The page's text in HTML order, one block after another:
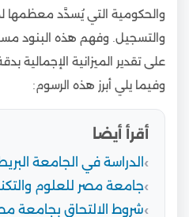
والحكومية التي يُسدَّد معظمها
والتسجيل. وفهم هذه البنود
على تقدير الميزانية الإجمالية
وفيما يلي أبرز هذه الرسوم:
أقرأ أيضا
الدراسة في الجامعة
جامعة مصر للعلوم
شروط الالتحاق بجامعة